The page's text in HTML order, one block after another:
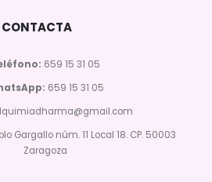
CONTACTA
659 15 31 05
659 15 31 05
Gargallo núm. 11 Local 18. CP. 50003
Zaragoza